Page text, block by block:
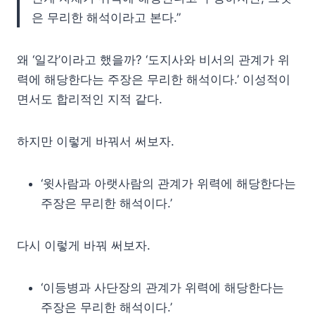
은 무리한 해석이라고 본다.”
왜 ‘일각’이라고 했을까? ‘도지사와 비서의 관계가 위
력에 해당한다는 주장은 무리한 해석이다.’ 이성적이
면서도 합리적인 지적 같다.
하지만 이렇게 바꿔서 써보자.
‘윗사람과 아랫사람의 관계가 위력에 해당한다는
주장은 무리한 해석이다.’
다시 이렇게 바꿔 써보자.
‘이등병과 사단장의 관계가 위력에 해당한다는
주장은 무리한 해석이다.’